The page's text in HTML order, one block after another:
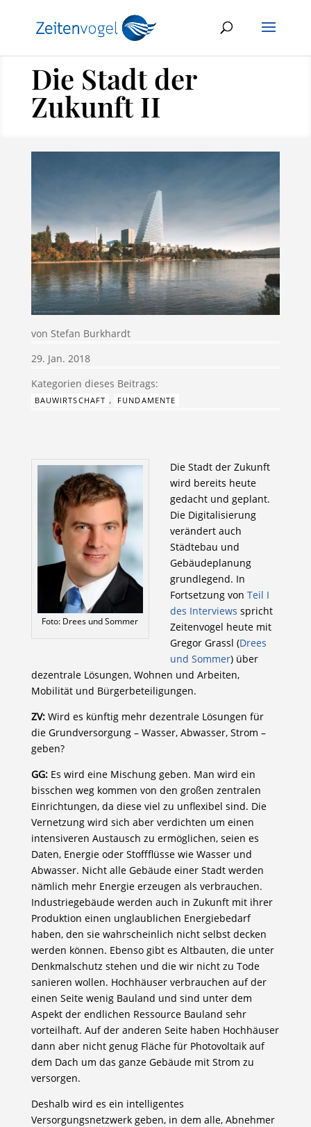
Die Stadt der
Zukunft II
von Stefan Burkhardt
29. Jan. 2018
BAUWIRTSCHAFT , FUNDAMENTE
Foto: Drees und Sommer
Die Stadt der Zukunft
wird bereits heute
gedacht und geplant.
Die Digitalisierung
verändert auch
Städtebau und
Gebäudeplanung
grundlegend. In
Fortsetzung von Teil I
des Interviews spricht
Zeitenvogel heute mit
Gregor Grassl (Drees
und Sommer) über
dezentrale Lösungen, Wohnen und Arbeiten,
Mobilität und Bürgerbeteiligungen.
ZV:Wird es künftig mehr dezentrale Lösungen für
die Grundversorgung – Wasser, Abwasser, Strom –
geben?
GG: Es wird eine Mischung geben. Man wird ein
bisschen weg kommen von den großen zentralen
Einrichtungen, da diese viel zu unflexibel sind. Die
Vernetzung wird sich aber verdichten um einen
intensiveren Austausch zu ermöglichen, seien es
Daten, Energie oder Stoffflüsse wie Wasser und
Abwasser. Nicht alle Gebäude einer Stadt werden
nämlich mehr Energie erzeugen als verbrauchen.
Industriegebäude werden auch in Zukunft mit ihrer
Produktion einen unglaublichen Energiebedarf
haben, den sie wahrscheinlich nicht selbst decken
werden können. Ebenso gibt es Altbauten, die unter
Denkmalschutz stehen und die wir nicht zu Tode
sanieren wollen. Hochhäuser verbrauchen auf der
einen Seite wenig Bauland und sind unter dem
Aspekt der endlichen Ressource Bauland sehr
vorteilhaft. Auf der anderen Seite haben Hochhäuser
dann aber nicht genug Fläche für Photovoltaik auf
dem Dach um das ganze Gebäude mit Strom zu
versorgen.
Deshalb wird es ein intelligentes
Versorgungsnetzwerk geben, in dem alle, Abnehmer